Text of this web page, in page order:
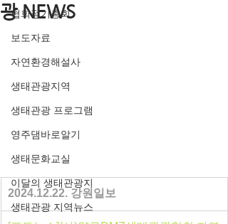
협회정기총회
보도자료
자연환경해설사
생태관광지역
생태관광 프로그램
영주댐바로알기
생태문화교실
이달의 생태관광지
생태관광 지역뉴스
광 NEWS
2024.12.22. 강원일보